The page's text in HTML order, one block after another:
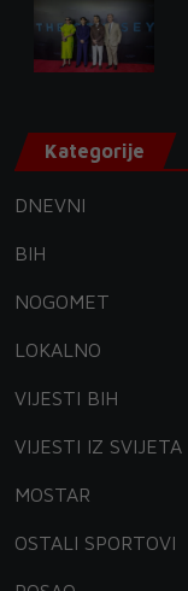
Kategorije
DNEVNI
BIH
NOGOMET
LOKALNO
VIJESTI BIH
VIJESTI IZ SVIJETA
MOSTAR
OSTALI SPORTOVI